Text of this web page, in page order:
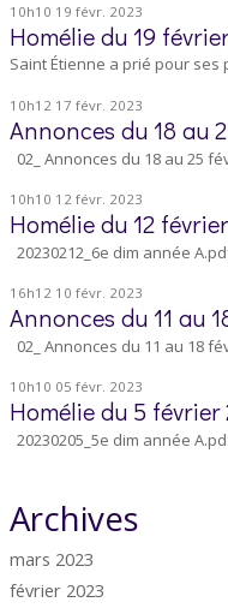
10h10 19 févr. 2023
Homélie du 19
Saint Étienne a prié pour ses
10h12 17 févr. 2023
Annonces du 18 au
02_ Annonces du 18 au 25
10h10 12 févr. 2023
Homélie du 12
20230212_6e dim année
16h12 10 févr. 2023
Annonces du 11 au
02_ Annonces du 11 au 18
10h10 05 févr. 2023
Homélie du 5 février
20230205_5e dim année
Archives
mars 2023
février 2023